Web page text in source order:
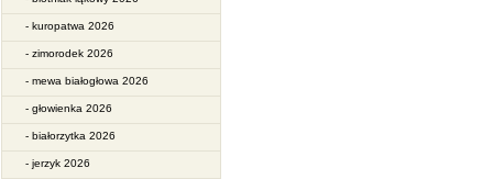
- kuropatwa 2026
- zimorodek 2026
- mewa białogłowa 2026
- głowienka 2026
- białorzytka 2026
- jerzyk 2026